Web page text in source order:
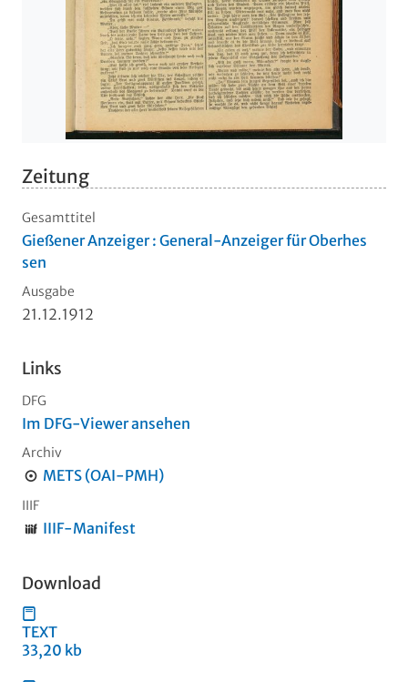
Zeitung
Gesamttitel
Gießener Anzeiger : General-Anzeiger für Oberhes
sen
Ausgabe
21.12.1912
Links
DFG
Im DFG-Viewer ansehen
Archiv
METS (OAI-PMH)
IIIF
IIIF-Manifest
Download
TEXT
33,20 kb